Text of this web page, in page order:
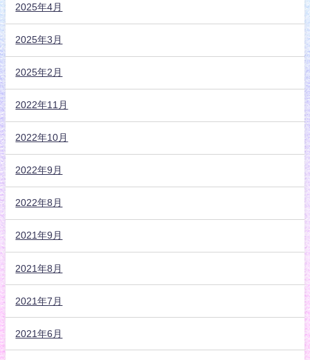
2025年4月
2025年3月
2025年2月
2022年11月
2022年10月
2022年9月
2022年8月
2021年9月
2021年8月
2021年7月
2021年6月